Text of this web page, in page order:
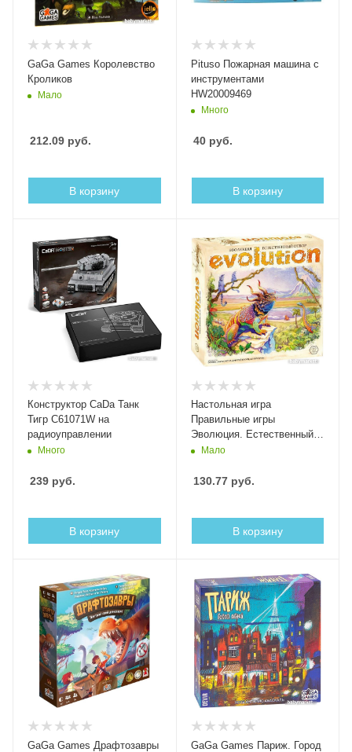
GaGa Games Королевство
Кроликов
Мало
212.09 руб.
В корзину
Pituso Пожарная машина с
инструментами
HW20009469
Много
40руб.
В корзину
Конструктор CaDa Танк
Тигр C61071W на
радиоуправлении
Много
239 руб.
В корзину
Настольная игра
Правильные игры
Эволюция. Естественный
отбор / 13-03-01
Мало
130.77руб.
В корзину
GaGa Games Драфтозавры
GaGa Games Париж. Город